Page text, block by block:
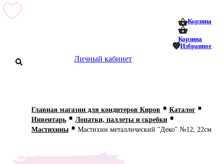
Корзина
Корзина
Избранное
Личный кабинет
Главная магазин для кондитеров Киров • Каталог •
Инвентарь • Лопатки, паллеты и скребки •
Мастихины • Мастихин металлический "Деко" №12, 22см